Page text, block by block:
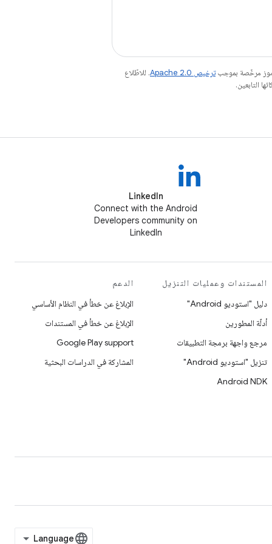
مرخّصة بموجبترخيص Apache 2.0‏ . للاطّلاع
LinkedIn
Connect with the Android
Developers community on
LinkedIn
المستندات وعمليات التنزيل
دليل "استوديو Android"
أدلّة المطورين
مرجع واجهة برمجة التطبيقات
تنزيل "استوديو Android"
Android NDK
الدعم
الإبلاغ عن خطأ في النظام الأساسي
الإبلاغ عن خطأ في المستندات
Google Play support
المشاركة في الدراسات البحثية